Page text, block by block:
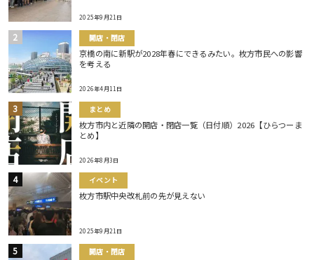
2025年9月21日
開店・閉店
京橋の南に新駅が2028年春にできるみたい。枚方市民への影響
を考える
2026年4月11日
まとめ
枚方市内と近隣の開店・閉店一覧（日付順）2026【ひらつーま
とめ】
2026年8月3日
イベント
枚方市駅中央改札前の先が見えない
2025年9月21日
開店・閉店